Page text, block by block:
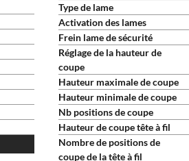
Type de lame
Activation des lames
Frein lame de sécurité
Réglage de la hauteur de
coupe
Hauteur maximale de coupe
Hauteur minimale de coupe
Nb positions de coupe
Hauteur de coupe tête à fil
Nombre de positions de
coupe de la tête à fil